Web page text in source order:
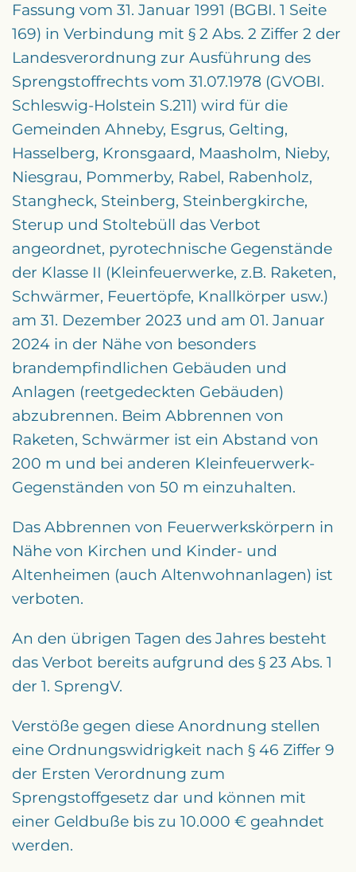
Fassung vom 31. Januar 1991 (BGBI. 1 Seite
169) in Verbindung mit § 2 Abs. 2 Ziffer 2 der
Landesverordnung zur Ausführung des
Sprengstoffrechts vom 31.07.1978 (GVOBI.
Schleswig-Holstein S.211) wird für die
Gemeinden Ahneby, Esgrus, Gelting,
Hasselberg, Kronsgaard, Maasholm, Nieby,
Niesgrau, Pommerby, Rabel, Rabenholz,
Stangheck, Steinberg, Steinbergkirche,
Sterup und Stoltebüll das Verbot
angeordnet, pyrotechnische Gegenstände
der Klasse II (Kleinfeuerwerke, z.B. Raketen,
Schwärmer, Feuertöpfe, Knallkörper usw.)
am 31. Dezember 2023 und am 01. Januar
2024 in der Nähe von besonders
brandempfindlichen Gebäuden und
Anlagen (reetgedeckten Gebäuden)
abzubrennen. Beim Abbrennen von
Raketen, Schwärmer ist ein Abstand von
200 m und bei anderen Kleinfeuerwerk-
Gegenständen von 50 m einzuhalten.
Das Abbrennen von Feuerwerkskörpern in
Nähe von Kirchen und Kinder- und
Altenheimen (auch Altenwohnanlagen) ist
verboten.
An den übrigen Tagen des Jahres besteht
das Verbot bereits aufgrund des § 23 Abs. 1
der 1. SprengV.
Verstöße gegen diese Anordnung stellen
eine Ordnungswidrigkeit nach § 46 Ziffer 9
der Ersten Verordnung zum
Sprengstoffgesetz dar und können mit
einer Geldbuße bis zu 10.000 € geahndet
werden.